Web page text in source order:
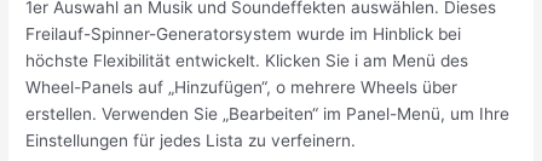
1er Auswahl an Musik und Soundeffekten auswählen. Dieses
Freilauf-Spinner-Generatorsystem wurde im Hinblick bei
höchste Flexibilität entwickelt. Klicken Sie i am Menü des
Wheel-Panels auf „Hinzufügen“, o mehrere Wheels über
erstellen. Verwenden Sie „Bearbeiten“ im Panel-Menü, um Ihre
Einstellungen für jedes Lista zu verfeinern.